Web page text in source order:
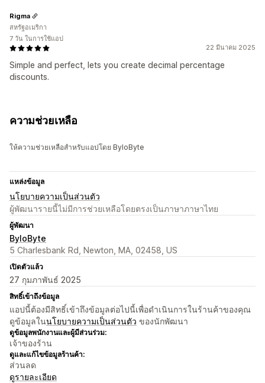
22 มีนาคม 2025
Simple and perfect, lets you create decimal percentage
discounts.
Rigma
สหรัฐอเมริกา
7 วัน ในการใช้แอป
ความช่วยเหลือ
ให้ความช่วยเหลือสำหรับแอปโดย ByloByte
แหล่งข้อมูล
นโยบายความเป็นส่วนตัว
ผู้พัฒนารายนี้ไม่มีการช่วยเหลือโดยตรงเป็นภาษาภาษาไทย
ผู้พัฒนา
ByloByte
5 Charlesbank Rd, Newton, MA, 02458, US
เปิดตัวแล้ว
27 กุมภาพันธ์ 2025
สิทธิ์เข้าถึงข้อมูล
แอปนี้ต้องมีสิทธิ์เข้าถึงข้อมูลต่อไปนี้เพื่อดำเนินการในร้านค้าของคุณ
ดูข้อมูลในนโยบายความเป็นส่วนตัว ของนักพัฒนา
ดูข้อมูลพนักงานและผู้มีส่วนร่วม:
เจ้าของร้าน
ดูและแก้ไขข้อมูลร้านค้า:
ส่วนลด
ดูรายละเอียด